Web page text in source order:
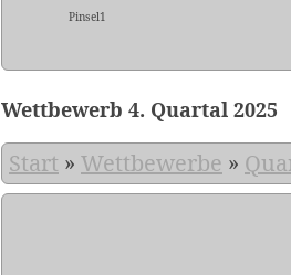
Pinsel1
Wettbewerb 4. Quartal 2025
Start » Wettbewerbe »